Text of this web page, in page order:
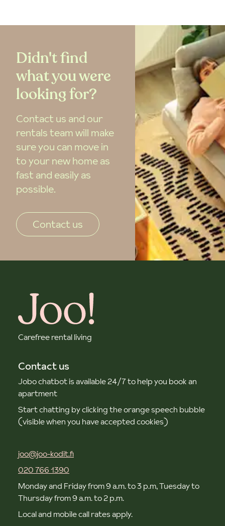
Didn't find
what you were
looking for?
Contact us and our
rentals team will make
sure you can move in
to your new home as
fast and easily as
possible.
Contact us
Carefree rental living
Contact us
Jobo chatbot is available 24/7 to help you book an
apartment
Start chatting by clicking the orange speech bubble
(visible when you have accepted cookies)
joo@joo-kodit.fi
020 766 1390
Monday and Friday from 9 a.m. to 3 p.m, Tuesday to
Thursday from 9 a.m. to 2 p.m.
Local and mobile call rates apply.